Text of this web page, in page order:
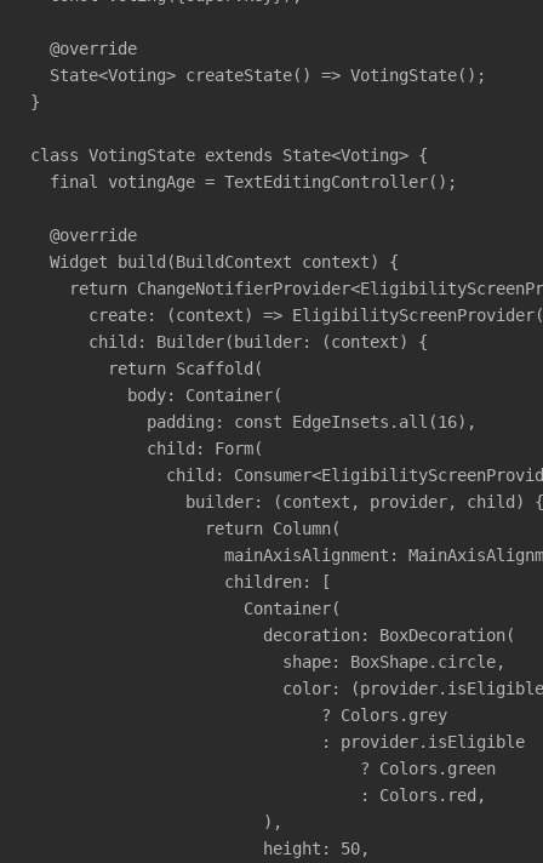
  @override
  State<Voting> createState() => VotingState();
}
class VotingState extends State<Voting> {
  final votingAge = TextEditingController();
  @override
  Widget build(BuildContext context) {
return
create: (context) =>
      child: Builder(builder: (context) {
        return Scaffold(
          body: Container(
            padding: const EdgeInsets.all(16),
            child: Form(
child:
                builder: (context, provider, child) {
                  return Column(
mainAxisAlignment:
                    children: [
                      Container(
                        decoration: BoxDecoration(
                          shape: BoxShape.circle,
color:
                              ? Colors.grey
                              : provider.isEligible
                                  ? Colors.green
                                  : Colors.red,
                        ),
                        height: 50,